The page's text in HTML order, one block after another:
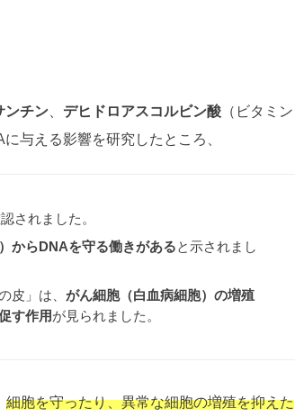
ンチン デヒドロアスコルビン酸 （ビタミン
与える影響を研究したところ、
されました。
からDNAを守る働きがあると示されまし
皮」は、がん細胞（白血病細胞）の増殖
す作用が見られました。
細胞を守ったり、異常な細胞の増殖を抑えた